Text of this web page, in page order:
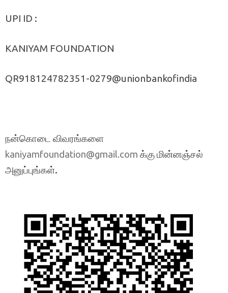
UPI ID :
KANIYAM FOUNDATION
QR918124782351-0279@unionbankofindia
நன்கொடை விவரங்களை
kaniyamfoundation@gmail.com க்கு மின்னஞ்சல்
அனுப்புங்கள்.